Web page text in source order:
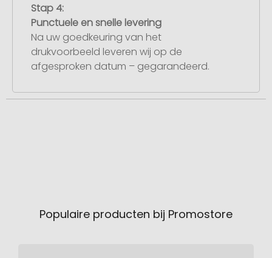
Stap 4:
Punctuele en snelle levering
Na uw goedkeuring van het
drukvoorbeeld leveren wij op de
afgesproken datum – gegarandeerd.
Populaire producten bij Promostore